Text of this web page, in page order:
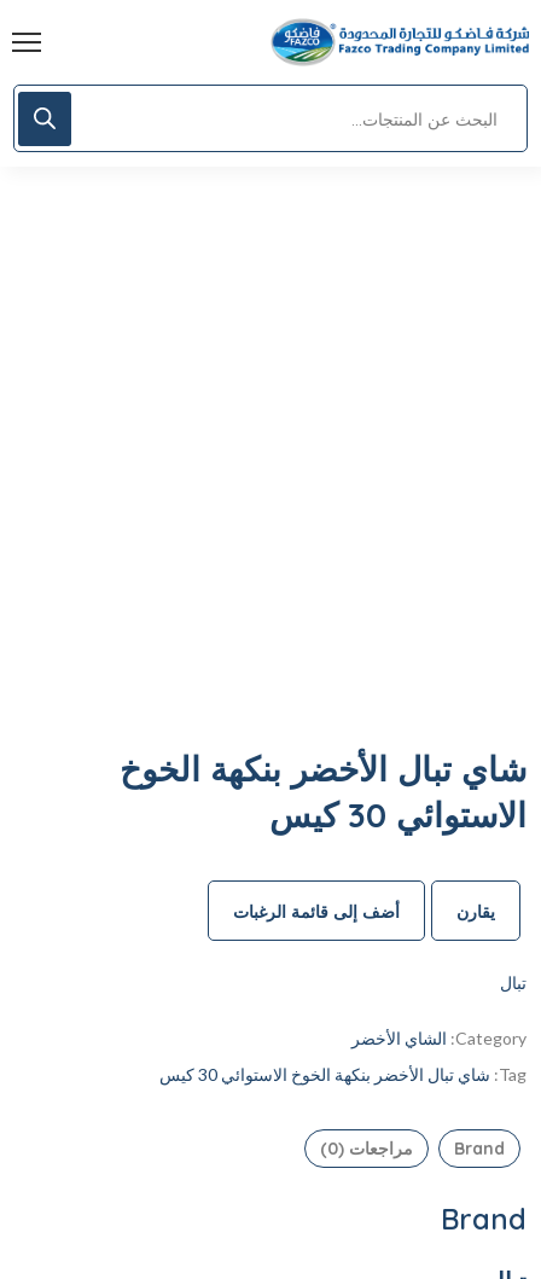
شاي تبال الأخضر بنكهة الخوخ
الاستوائي 30 كيس
يقارن أضف إلى قائمة الرغبات
تبال
Category: الشاي الأخضر
Tag: شاي تبال الأخضر بنكهة الخوخ الاستوائي 30 كيس
Brand مراجعات (0)
Brand